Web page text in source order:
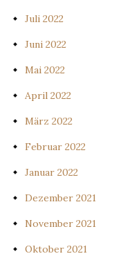
Juli 2022
Juni 2022
Mai 2022
April 2022
März 2022
Februar 2022
Januar 2022
Dezember 2021
November 2021
Oktober 2021